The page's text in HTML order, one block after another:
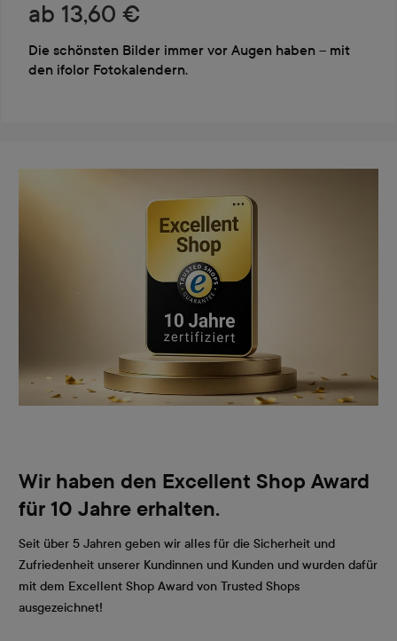
ab 13,60 €
Die schönsten Bilder immer vor Augen haben – mit
den ifolor Fotokalendern.
Wir haben den Excellent Shop Award
für 10 Jahre erhalten.
Seit über 5 Jahren geben wir alles für die Sicherheit und
Zufriedenheit unserer Kundinnen und Kunden und wurden dafür
mit dem Excellent Shop Award von Trusted Shops
ausgezeichnet!